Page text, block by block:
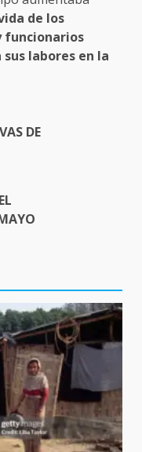
de los
labores en la
DE